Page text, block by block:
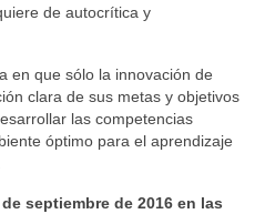
de autocrítica y
en que sólo la innovación de
clara de sus metas y objetivos
las competencias
óptimo para el aprendizaje
septiembre de 2016 en las